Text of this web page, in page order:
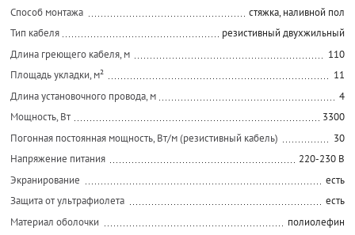
Способ монтажа
стяжка, наливной пол
Тип кабеля
резистивный двухжильный
Длина греющего кабеля, м
110
Площадь укладки, м²
11
Длина установочного провода, м
4
Мощность, Вт
3300
Погонная постоянная мощность, Вт/м (резистивный кабель)
30
Напряжение питания
220-230 В
Экранирование
есть
Защита от ультрафиолета
есть
Материал оболочки
полиолефин